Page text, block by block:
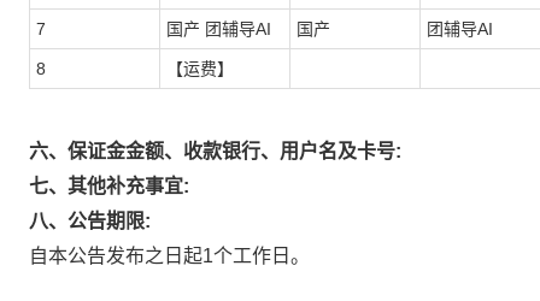
7 国产 团辅导AI 国产 团辅导AI
8 【运费】
六、保证金金额、收款银行、用户名及卡号:
七、其他补充事宜:
八、公告期限:
自本公告发布之日起1个工作日。